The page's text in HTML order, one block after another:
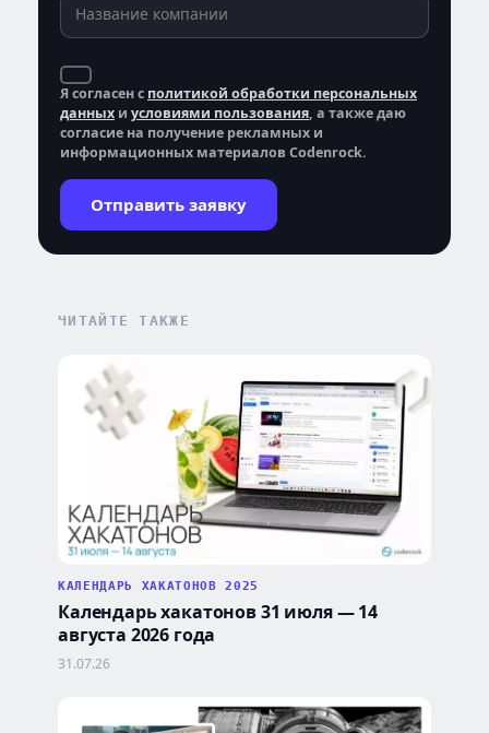
Я согласен с политикой обработки персональных
данных и условиями пользования, а также даю
согласие на получение рекламных и
информационных материалов Codenrock.
Отправить заявку
ЧИТАЙТЕ ТАКЖЕ
КАЛЕНДАРЬ ХАКАТОНОВ 2025
Календарь хакатонов 31 июля — 14
августа 2026 года
31.07.26